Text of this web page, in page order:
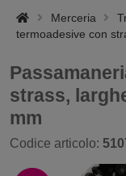
Merceria
termoadesive con
strass,
mm
Codice articolo: